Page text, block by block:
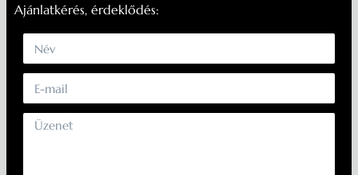
Ajánlatkérés, érdeklődés: